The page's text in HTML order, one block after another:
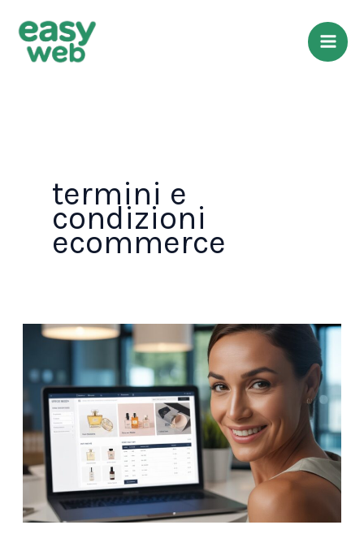
contenuto
termini e
condizioni
ecommerce
Caso
caponeprofumi.it
E-
commerce
B2B
su